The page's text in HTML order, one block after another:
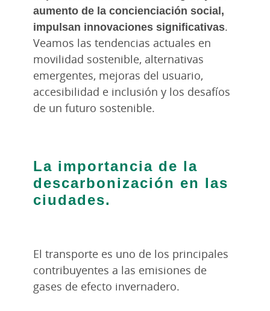
aumento de la concienciación social,
impulsan innovaciones significativas.
Veamos las tendencias actuales en
movilidad sostenible, alternativas
emergentes, mejoras del usuario,
accesibilidad e inclusión y los desafíos
de un futuro sostenible.
La importancia de la
descarbonización en las
ciudades.
El transporte es uno de los principales
contribuyentes a las emisiones de
gases de efecto invernadero.